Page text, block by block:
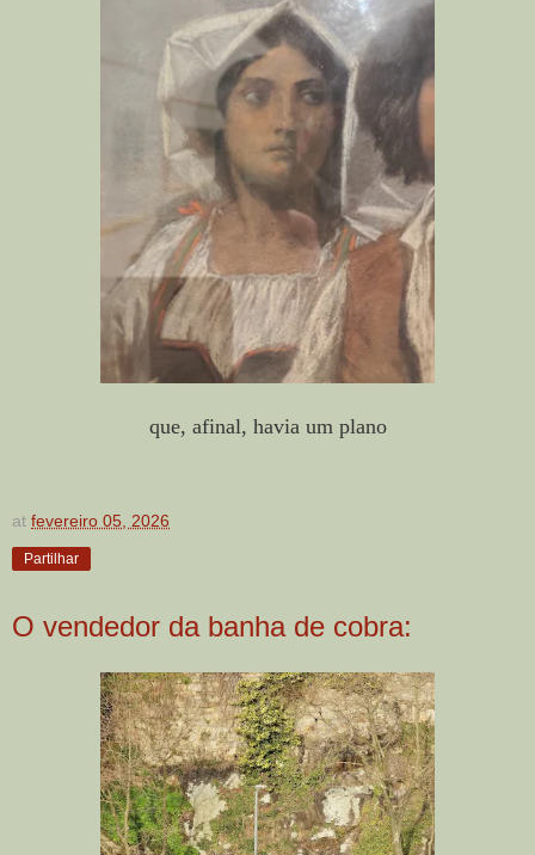
que, afinal, havia um plano
at fevereiro 05, 2026
Partilhar
O vendedor da banha de cobra: